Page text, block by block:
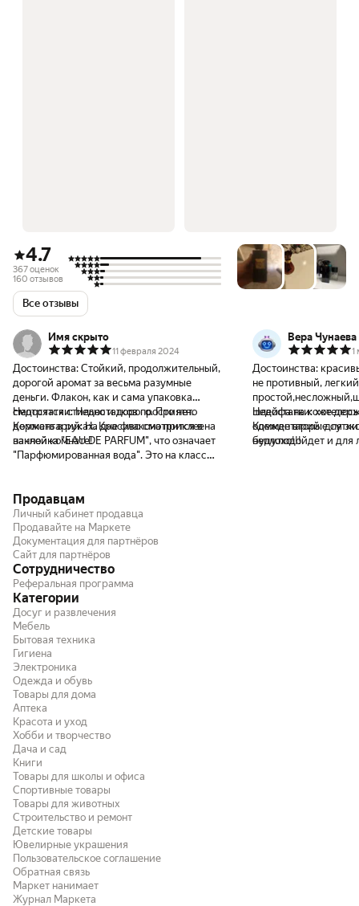
4.7
367 оценок
160 отзывов
Все отзывы
Имя скрыто
11 февраля 2024
Достоинства: Стойкий, продолжительный,
дорогой аромат за весьма разумные
деньги. Флакон, как и сама упаковка
смотрятся стильно и дорого. Приятно
держать в руках. Красиво смотрится в
ванной комнате!
Недостатки: Недостатков просто нет.
Комментарий: На дне флакона приклеена
наклейка "EAU DE PARFUM", что означает
"Парфюмированная вода". Это на класс
продавца. Что ж, я - не против. Стойкость,
действительно, соответствует именно
Парфюмированной воде. Очень доволен
приобретением!!!
Вера Чунаева
1
Достоинства:
не противный,
шлейфа.на коже
одежде вторые
буду.подойдет и для
Недостатки:
Комментарий: для
неплохо!!!
Продавцам
Личный кабинет продавца
Продавайте на Маркете
Документация для партнёров
Сайт для партнёров
Сотрудничество
Реферальная программа
Категории
Досуг и развлечения
Мебель
Бытовая техника
Гигиена
Электроника
Одежда и обувь
Товары для дома
Аптека
Красота и уход
Хобби и творчество
Дача и сад
Книги
Товары для школы и офиса
Спортивные товары
Товары для животных
Строительство и ремонт
Детские товары
Ювелирные украшения
Пользовательское соглашение
Обратная связь
Маркет нанимает
Журнал Маркета